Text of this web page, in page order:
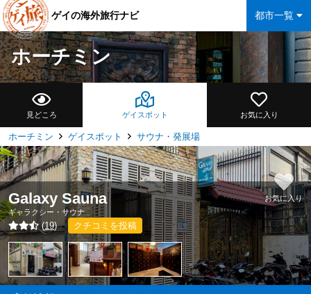
都市一覧
ゲイの海外旅行ナビ
ホーチミン
見どころ ゲイスポット お気に入り
ホーチミン ゲイスポット サウナ・発展場
Galaxy Sauna
ギャラクシー・サウナ
(19) クチコミを投稿
お気に入り